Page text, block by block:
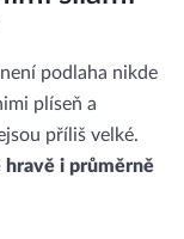
podlaha nikde
plíseň a
příliš velké.
hravě i průměrně